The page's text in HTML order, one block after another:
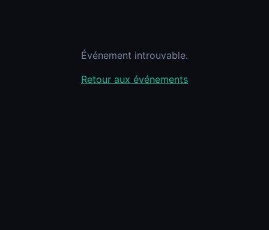
Événement introuvable.
Retour aux événements